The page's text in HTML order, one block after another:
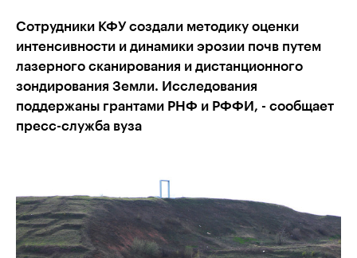
Сотрудники КФУ создали методику оценки
интенсивности и динамики эрозии почв путем
лазерного сканирования и дистанционного
зондирования Земли. Исследования
поддержаны грантами РНФ и РФФИ, - сообщает
пресс-служба вуза